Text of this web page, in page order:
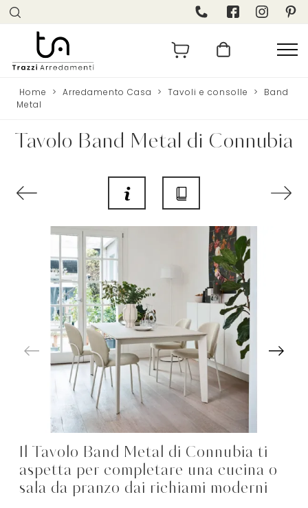
Home > Arredamento Casa > Tavoli e consolle >
Band
Metal
Tavolo Band Metal di Connubia
Il Tavolo Band Metal di Connubia ti
aspetta per completare una cucina o
sala da pranzo dai richiami moderni